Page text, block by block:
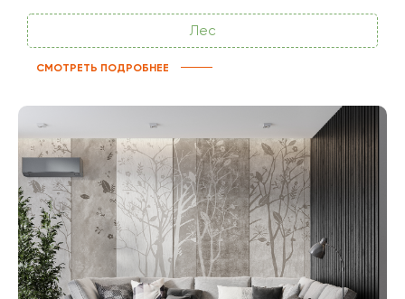
Лес
СМОТРЕТЬ ПОДРОБНЕЕ